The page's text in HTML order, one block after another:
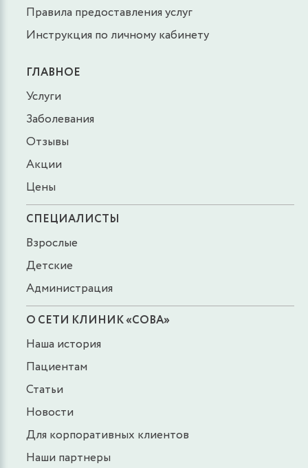
Правила предоставления услуг
Инструкция по личному кабинету
ГЛАВНОЕ
Услуги
Заболевания
Отзывы
Акции
Цены
СПЕЦИАЛИСТЫ
Взрослые
Детские
Администрация
О СЕТИ КЛИНИК «СОВА»
Наша история
Пациентам
Статьи
Новости
Для корпоративных клиентов
Наши партнеры